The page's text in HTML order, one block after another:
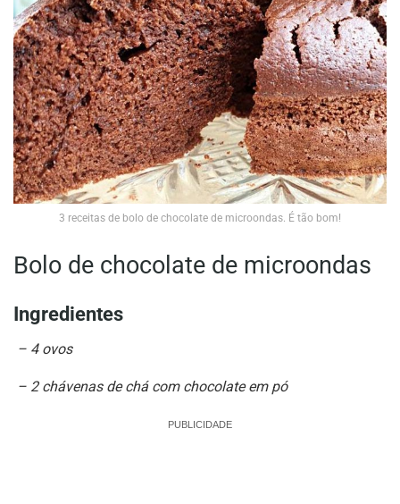
3 receitas de bolo de chocolate de microondas. É tão bom!
Bolo de chocolate de microondas
Ingredientes
– 4 ovos
– 2 chávenas de chá com chocolate em pó
PUBLICIDADE